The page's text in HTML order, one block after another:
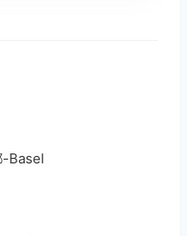
-Basel